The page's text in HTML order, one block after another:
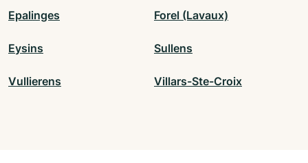
Epalinges Forel (Lavaux)
Eysins Sullens
Vullierens Villars-Ste-Croix